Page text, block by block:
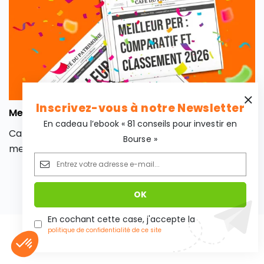
de contenter tous les profils d’investisseurs.
Meilleur PER : comparatif et classement 2026
Café de la Bourse vous aide à sélectionner le
meilleur PER 2026. Retrouvez dans cet article son
classement des meilleurs PER 2026 du marché, en
fonction de différents critères, afin de contenter
tous les profils d’investisseurs.
Inscrivez-vous à notre Newsletter
En cadeau l’ebook « 81 conseils pour investir en
Bourse »
En cochant cette case, j'accepte la
politique de confidentialité de ce site